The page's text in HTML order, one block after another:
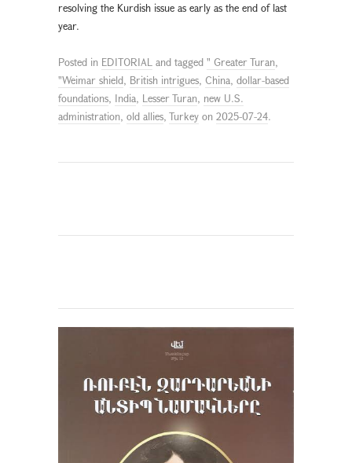
resolving the Kurdish issue as early as the end of last
year.
Posted in EDITORIAL and tagged " Greater Turan,
"Weimar shield, British intrigues, China, dollar-based
foundations, India, Lesser Turan, new U.S.
administration, old allies, Turkey on 2025-07-24.